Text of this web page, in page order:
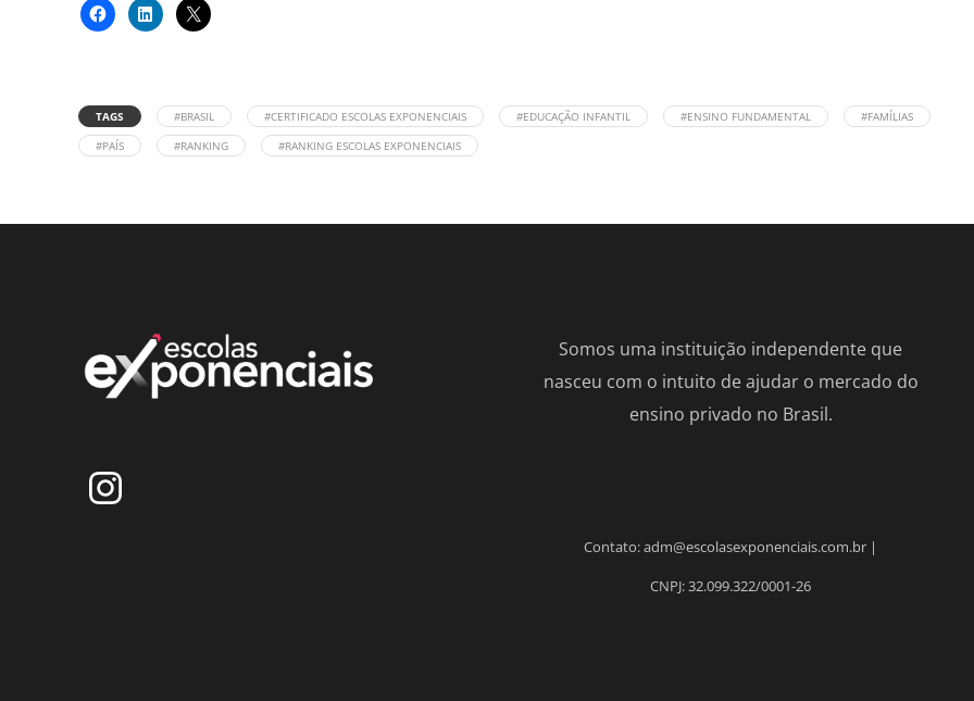
TAGS #BRASIL #CERTIFICADO ESCOLAS EXPONENCIAIS #EDUCAÇÃO INFANTIL #ENSINO FUNDAMENTAL
#FAMÍLIAS
#PAÍS
#RANKING #RANKING ESCOLAS EXPONENCIAIS
Somos uma instituição independente que
nasceu com o intuito de ajudar o mercado do
ensino privado no Brasil.
Contato: adm@escolasexponenciais.com.br |
CNPJ: 32.099.322/0001-26